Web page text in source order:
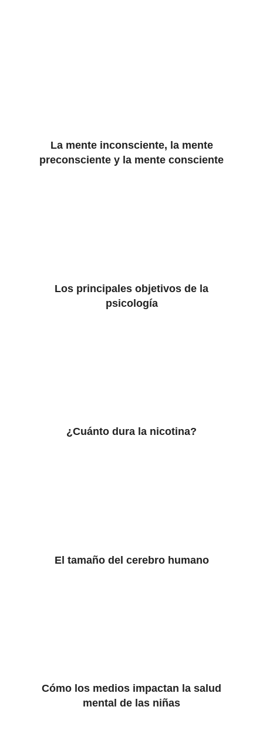
La mente inconsciente, la mente
preconsciente y la mente consciente
Los principales objetivos de la
psicología
¿Cuánto dura la nicotina?
El tamaño del cerebro humano
Cómo los medios impactan la salud
mental de las niñas